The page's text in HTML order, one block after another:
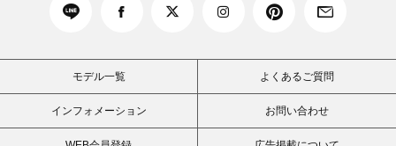
モデル一覧 よくあるご質問
インフォメーション お問い合わせ